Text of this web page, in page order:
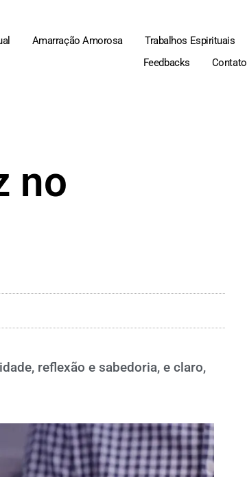
Amarração Amorosa Trabalhos Espirituais
Feedbacks
Contato
no
reflexão e sabedoria, e claro,